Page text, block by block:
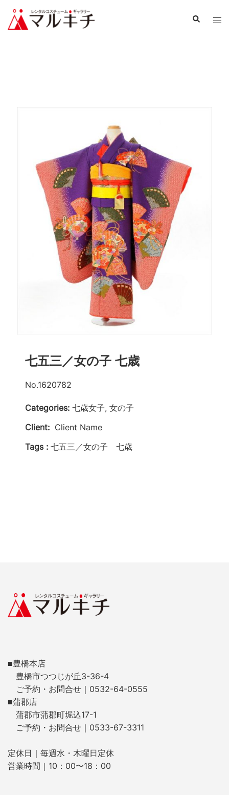
七五三／女の子 七歳
No.1620782
Categories: 七歳女子, 女の子
Client: Client Name
Tags : 七五三／女の子 七歳
■豊橋本店
豊橋市つつじが丘3-36-4
ご予約・お問合せ｜0532-64-0555
■蒲郡店
蒲郡市蒲郡町堀込17-1
ご予約・お問合せ｜0533-67-3311
定休日｜毎週水・木曜日定休
営業時間｜10：00〜18：00